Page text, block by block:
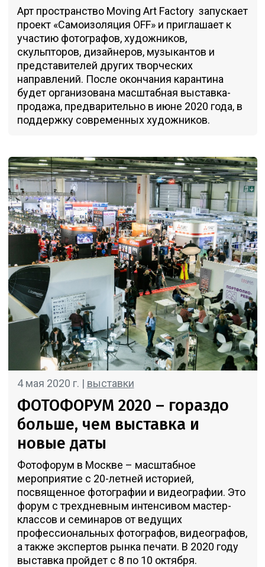
Арт пространство Moving Art Factory запускает
проект «Самоизоляция OFF» и приглашает к
участию фотографов, художников,
скульпторов, дизайнеров, музыкантов и
представителей других творческих
направлений. После окончания карантина
будет организована масштабная выставка-
продажа, предварительно в июне 2020 года, в
поддержку современных художников.
4 мая 2020 г. | выставки
ФОТОФОРУМ 2020 – гораздо
больше, чем выставка и
новые даты
Фотофорум в Москве – масштабное
мероприятие с 20-летней историей,
посвященное фотографии и видеографии. Это
форум с трехдневным интенсивом мастер-
классов и семинаров от ведущих
профессиональных фотографов, видеографов,
а также экспертов рынка печати. В 2020 году
выставка пройдет с 8 по 10 октября.